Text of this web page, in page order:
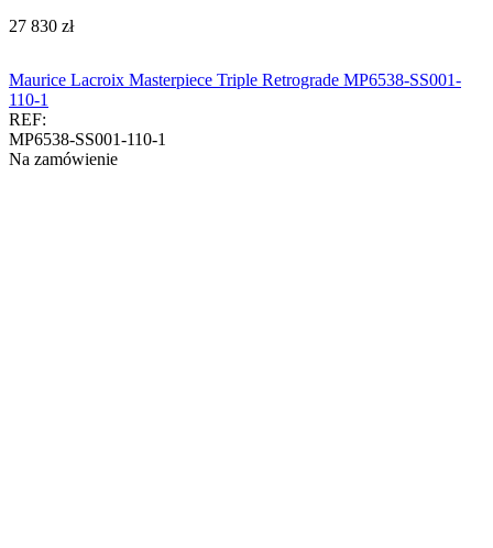
‍27 830‍ zł
Maurice Lacroix Masterpiece Triple Retrograde MP6538-SS001-
110-1
REF:
MP6538-SS001-110-1
Na zamówienie